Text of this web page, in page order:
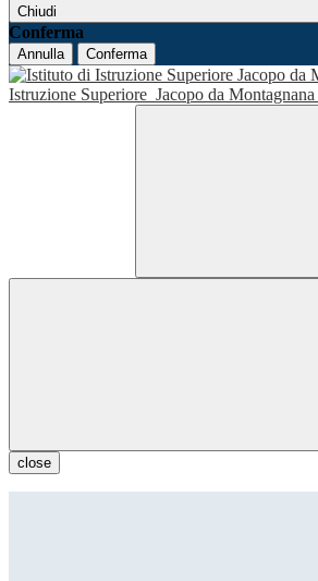
Chiudi
Conferma
Annulla Conferma
Istruzione Superiore Jacopo da Montagnana
close